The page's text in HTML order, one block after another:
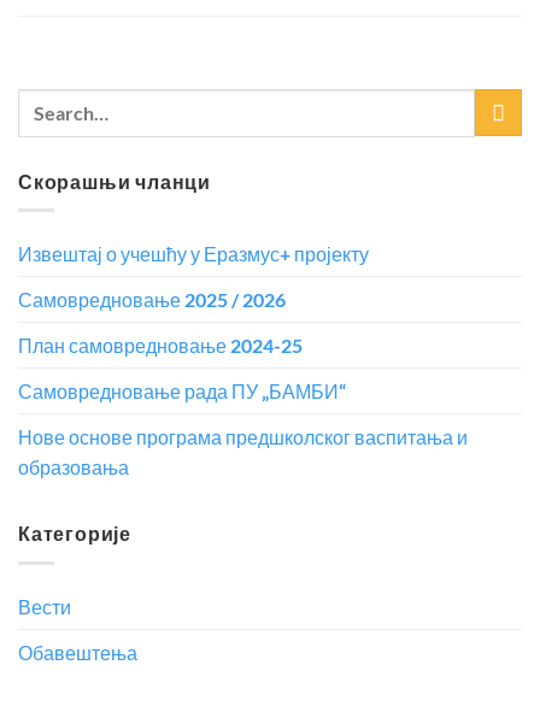
Скорашњи чланци
Извештај о учешћу у Еразмус+ пројекту
Самовредновање 2025 / 2026
План самовредновање 2024-25
Самовредновање рада ПУ „БАМБИ“
Нове основе програма предшколског васпитања и
образовања
Категорије
Вести
Обавештења